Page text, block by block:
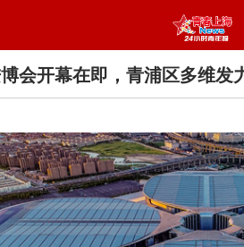
会开幕在即，青浦区多维发